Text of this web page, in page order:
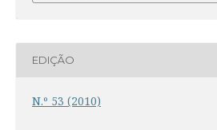
EDIÇÃO
N.º 53 (2010)